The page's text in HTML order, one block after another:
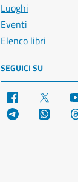
Luoghi
Eventi
Elenco libri
SEGUICI SU
Facebook
Telegram